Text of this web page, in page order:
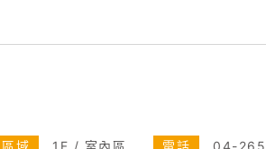
域 1F / 室內區 電話 04-